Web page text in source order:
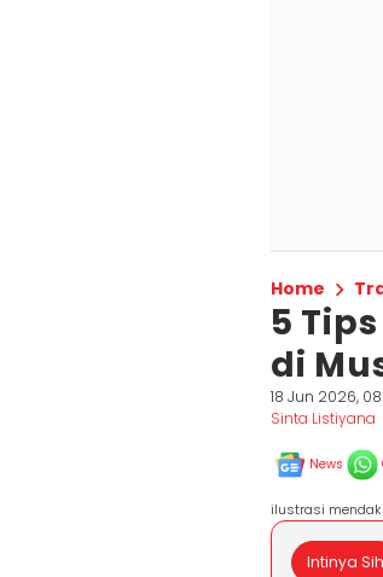
Home
5
di
18 Jun 2026,
Sinta Listiyana
News
ilustrasi
Intinya Sih